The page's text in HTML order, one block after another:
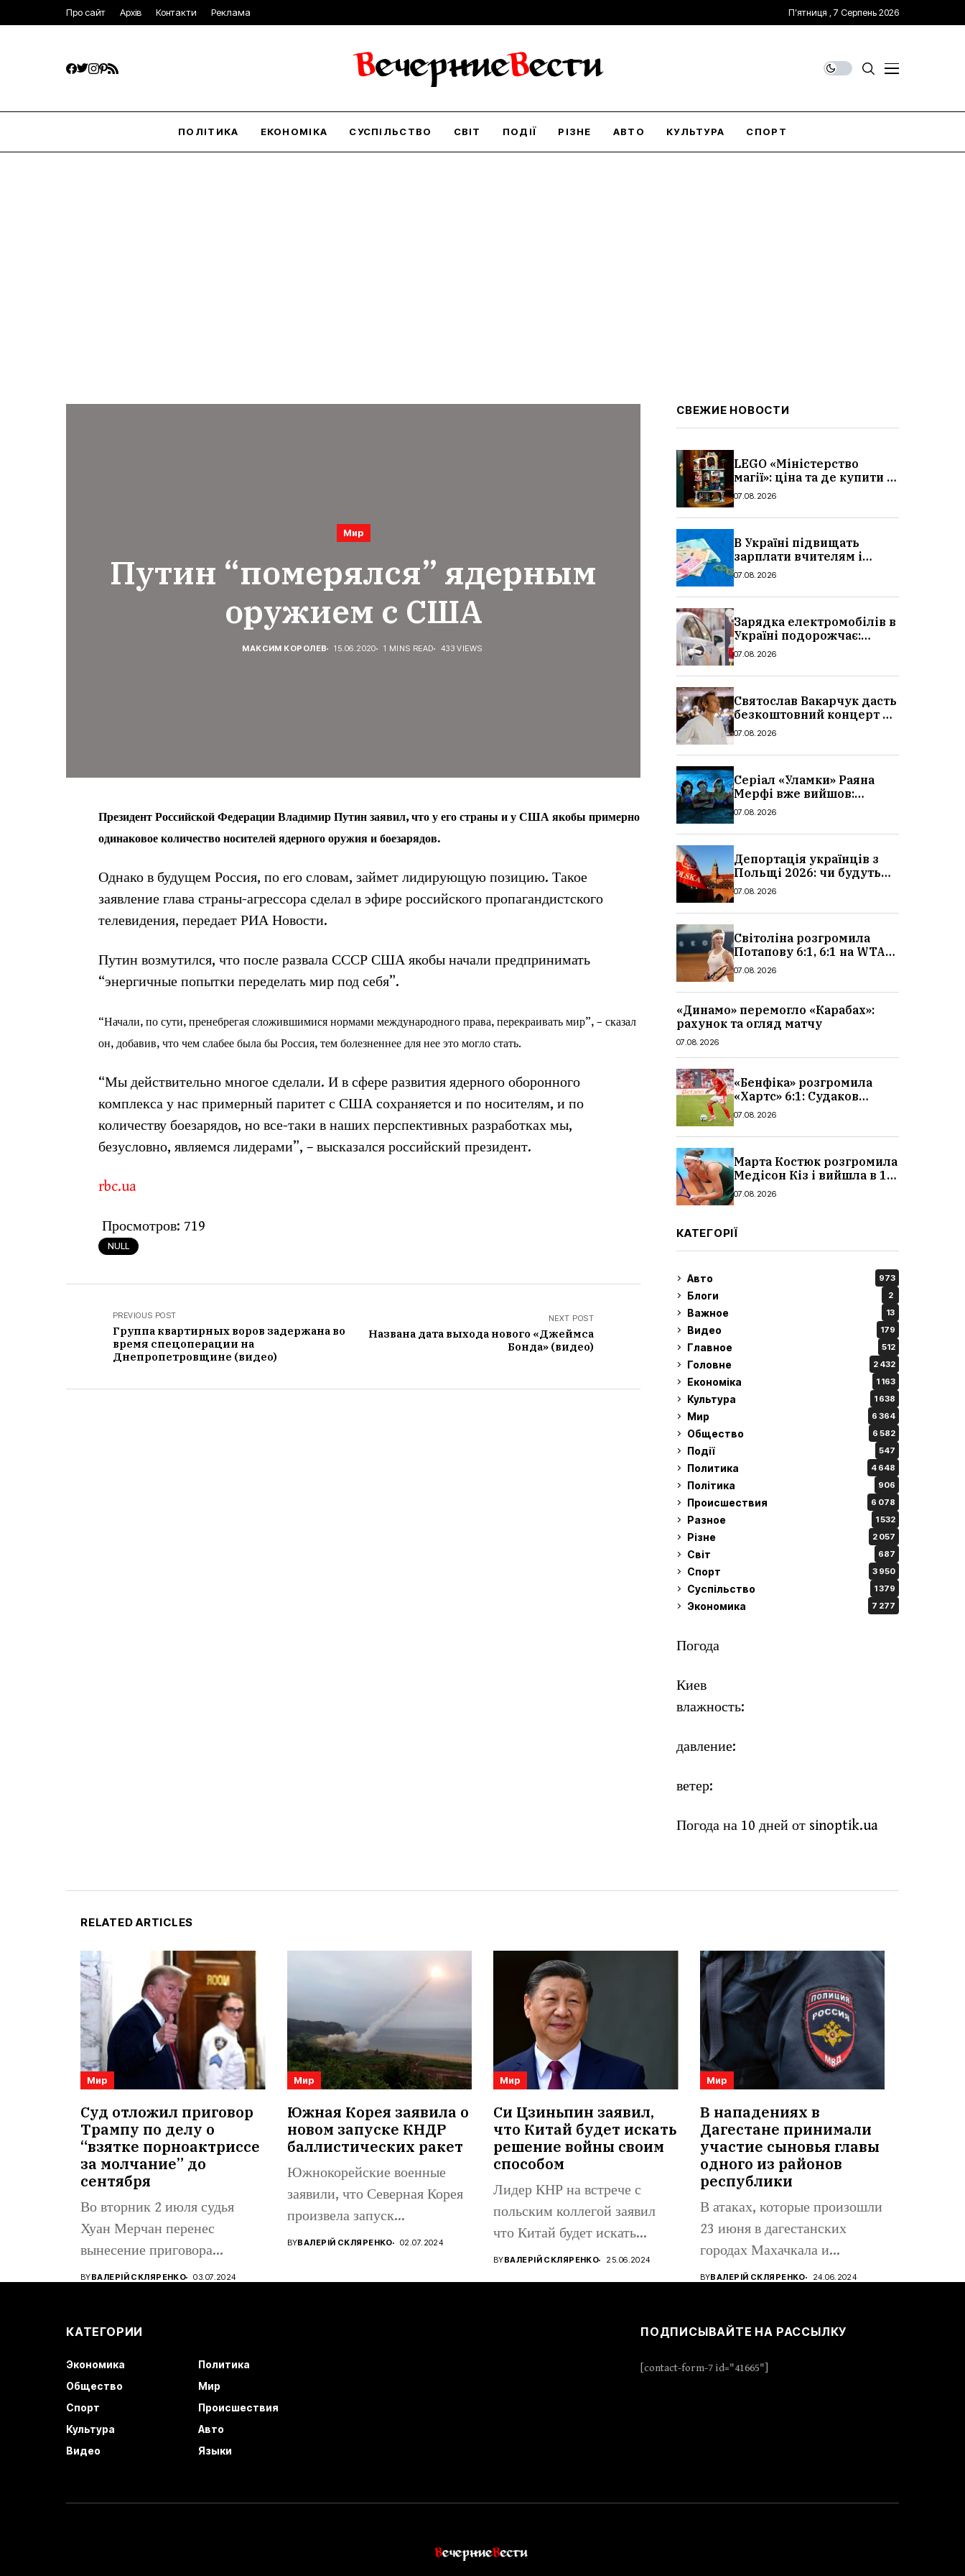
Про сайт Архів Контакти Реклама П’ятниця , 7 Серпень 2026
ПОЛІТИКА ЕКОНОМІКА СУСПІЛЬСТВО СВІТ ПОДІЇ РІЗНЕ АВТО КУЛЬТУРА СПОРТ
Мир
Путин “померялся” ядерным
оружием с США
МАКСИМ КОРОЛЕВ 15.06.2020 1 MINS READ 433 VIEWS
Президент Российской Федерации Владимир Путин заявил, что у его страны и у США якобы примерно
одинаковое количество носителей ядерного оружия и боезарядов.
Однако в будущем Россия, по его словам, займет лидирующую позицию. Такое
заявление глава страны-агрессора сделал в эфире российского пропагандистского
телевидения, передает РИА Новости.
Путин возмутился, что после развала СССР США якобы начали предпринимать
“энергичные попытки переделать мир под себя”.
“Начали, по сути, пренебрегая сложившимися нормами международного права, перекраивать мир”, – сказал
он, добавив, что чем слабее была бы Россия, тем болезненнее для нее это могло стать.
“Мы действительно многое сделали. И в сфере развития ядерного оборонного
комплекса у нас примерный паритет с США сохраняется и по носителям, и по
количеству боезарядов, но все-таки в наших перспективных разработках мы,
безусловно, являемся лидерами”, – высказался российский президент.
rbc.ua
Просмотров: 719
NULL
PREVIOUS POST
Группа квартирных воров задержана во
время спецоперации на
Днепропетровщине (видео)
NEXT POST
Названа дата выхода нового «Джеймса
Бонда» (видео)
СВЕЖИЕ НОВОСТИ
LEGO «Міністерство
магії»: ціна та де купити в
Україні
07.08.2026
В Україні підвищать
зарплати вчителям і
стипендії студентам з 1
суми, розмір
07.08.2026
Зарядка електромобілів в
Україні подорожчає:
причина і нові ціни з
07.08.2026
Святослав Вакарчук дасть
безкоштовний концерт у
Львові: дата і місце
07.08.2026
Серіал «Уламки» Раяна
Мерфі вже вийшов:
сюжет, актори та всі
07.08.2026
Депортація українців з
Польщі 2026: чи будуть
висилати українських
07.08.2026
Світоліна розгромила
Потапову 6:1, 6:1 на WTA
1000 у Торонто
07.08.2026
«Динамо» перемогло «Карабах»:
рахунок та огляд матчу
07.08.2026
«Бенфіка» розгромила
«Хартс» 6:1: Судаков
відзначився асистом,
07.08.2026
Марта Костюк розгромила
Медісон Кіз і вийшла в 1/8
фіналу Торонто: результат
07.08.2026
КАТЕГОРІЇ
Авто 973
Блоги 2
Важное 13
Видео 179
Главное 512
Головне 2 432
Економіка 1 163
Культура 1 638
Мир 6 364
Общество 6 582
Події 547
Политика 4 648
Політика 906
Происшествия 6 078
Разное 1 532
Різне 2 057
Світ 687
Спорт 3 950
Суспільство 1 379
Экономика 7 277
Погода
Киев
влажность:
давление:
ветер:
Погода на 10 дней от sinoptik.ua
RELATED ARTICLES
Мир
Суд отложил приговор
Трампу по делу о
“взятке порноактриссе
за молчание” до
сентября
Во вторник 2 июля судья
Хуан Мерчан перенес
вынесение приговора
кандидату в...
BYВАЛЕРІЙ СКЛЯРЕНКО 03.07.2024
Мир
Южная Корея заявила о
новом запуске КНДР
баллистических ракет
Южнокорейские военные
заявили, что Северная Корея
произвела запуск
баллистической ракеты в
BYВАЛЕРІЙ СКЛЯРЕНКО 02.07.2024
Мир
Си Цзиньпин заявил,
что Китай будет искать
решение войны своим
способом
Лидер КНР на встрече с
польским коллегой заявил
что Китай будет искать...
BYВАЛЕРІЙ СКЛЯРЕНКО 25.06.2024
Мир
В нападениях в
Дагестане принимали
участие сыновья главы
одного из районов
республики
В атаках, которые произошли
23 июня в дагестанских
городах Махачкала и
Дербент,...
BYВАЛЕРІЙ СКЛЯРЕНКО 24.06.2024
КАТЕГОРИИ
Экономика
Политика
Общество
Мир
Спорт
Происшествия
Культура
Авто
Видео
Языки
ПОДПИСЫВАЙТЕ НА РАССЫЛКУ
[contact-form-7 id="41665"]